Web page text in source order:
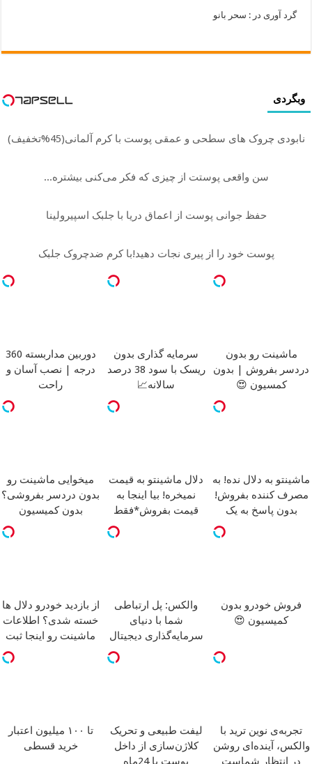
گرد آوری در : سحر بانو
وبگردی
نابودی چروک های سطحی و عمقی پوست با کرم آلمانی(45%تخفیف)
سن واقعی پوستت از چیزی که فکر می‌کنی بیشتره...
حفظ جوانی پوست از اعماق دریا با جلبک اسپیرولینا
پوست خود را از پیری نجات دهید!با کرم ضدچروک جلبک
ماشینت رو بدون
دردسر بفروش | بدون
کمسیون 😍
سرمایه گذاری بدون
ریسک با سود 38 درصد
سالانه📈
دوربین مداربسته 360
درجه | نصب آسان و
راحت
ماشینتو به دلال نده! به
مصرف کننده بفروش!
بدون پاسخ به یک
دلال ماشینتو به قیمت
نمیخره! بیا اینجا به
قیمت بفروش*فقط
میخوایی ماشینت رو
بدون دردسر بفروشی؟
بدون کمیسیون
فروش خودرو بدون
کمیسیون 😍
والکس: پل ارتباطی
شما با دنیای
سرمایه‌گذاری دیجیتال
از بازدید خودرو دلال ها
خسته شدی؟ اطلاعات
ماشینت رو اینجا ثبت
تجربه‌ی نوین ترید با
والکس، آینده‌ای روشن
لیفت طبیعی و تحریک
کلاژن‌سازی از داخل
تا ۱۰۰ میلیون اعتبار
خرید قسطی